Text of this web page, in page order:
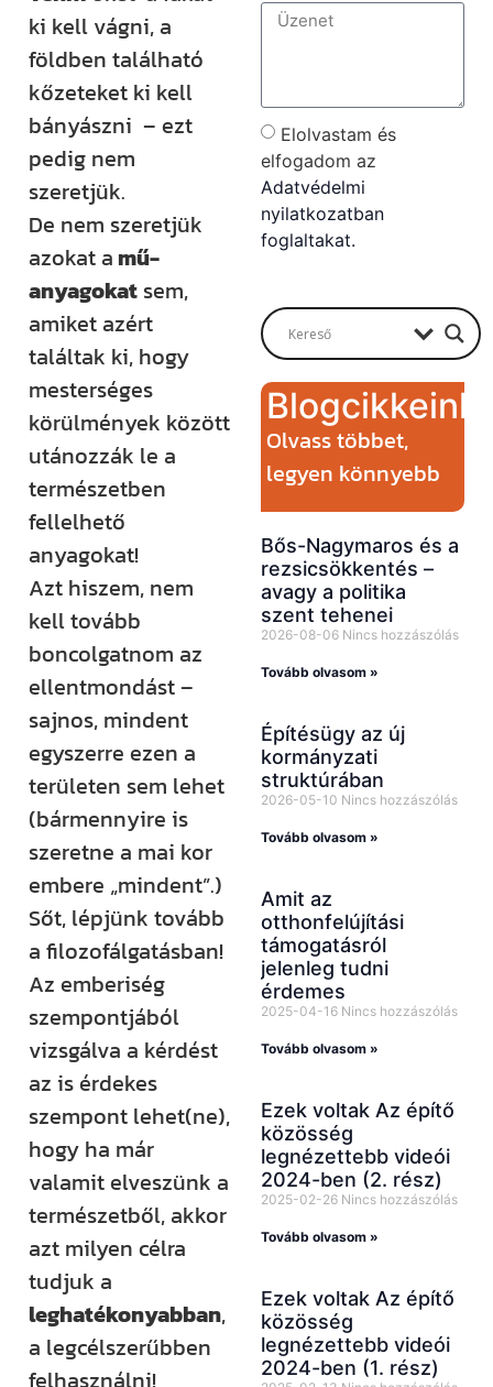
ki kell vágni, a
földben található
kőzeteket ki kell
bányászni – ezt
pedig nem
szeretjük.
De nem szeretjük
azokat a mű-
anyagokat sem,
amiket azért
találtak ki, hogy
mesterséges
körülmények között
utánozzák le a
természetben
fellelhető
anyagokat!
Azt hiszem, nem
kell tovább
boncolgatnom az
ellentmondást –
sajnos, mindent
egyszerre ezen a
területen sem lehet
(bármennyire is
szeretne a mai kor
embere „mindent”.)
Sőt, lépjünk tovább
a filozofálgatásban!
Az emberiség
szempontjából
vizsgálva a kérdést
az is érdekes
szempont lehet(ne),
hogy ha már
valamit elveszünk a
természetből, akkor
azt milyen célra
tudjuk a
leghatékonyabban,
a legcélszerűbben
felhasználni!
Elolvastam és
elfogadom az
Adatvédelmi
nyilatkozatban
foglaltakat.
Blogcikkeink
Olvass többet,
legyen könnyebb
Bős-Nagymaros és a
rezsicsökkentés –
avagy a politika
szent tehenei
2026-08-06 Nincs hozzászólás
Tovább olvasom »
Építésügy az új
kormányzati
struktúrában
2026-05-10 Nincs hozzászólás
Tovább olvasom »
Amit az
otthonfelújítási
támogatásról
jelenleg tudni
érdemes
2025-04-16 Nincs hozzászólás
Tovább olvasom »
Ezek voltak Az építő
közösség
legnézettebb videói
2024-ben (2. rész)
2025-02-26 Nincs hozzászólás
Tovább olvasom »
Ezek voltak Az építő
közösség
legnézettebb videói
2024-ben (1. rész)